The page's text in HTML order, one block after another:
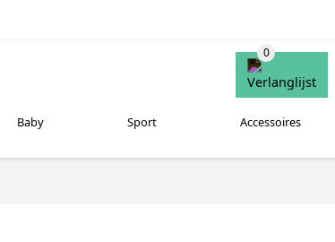
Baby Sport Accessoires